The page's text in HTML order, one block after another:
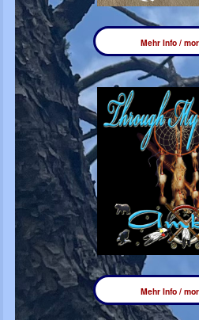
Mehr Info /
Mehr Info /